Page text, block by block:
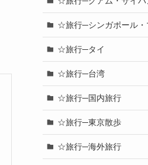
☆旅行─シンガポール・
☆旅行─タイ
☆旅行─台湾
☆旅行─国内旅行
☆旅行─東京散歩
☆旅行─海外旅行